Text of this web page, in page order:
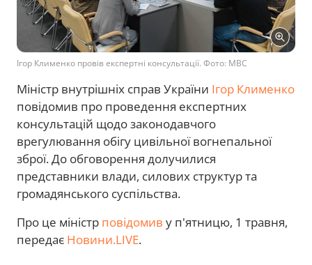
Ігор Клименко провів експертні консультації. Фото: МВС
Міністр внутрішніх справ України Ігор Клименко
повідомив про проведення експертних
консультацій щодо законодавчого
врегулювання обігу цивільної вогнепальної
зброї. До обговорення долучилися
представники влади, силових структур та
громадянського суспільства.
Про це міністр повідомив у п'ятницю, 1 травня,
передає Новини.LIVE.